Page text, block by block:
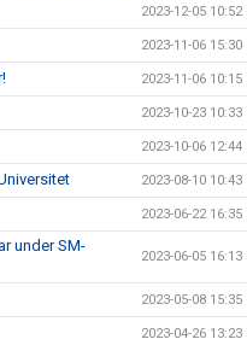
2023-12-05 10:52
2023-11-06 15:30
2023-11-06 10:15
2023-10-23 10:33
2023-10-06 12:44
2023-08-10 10:43
2023-06-22 16:35
under SM-
2023-06-05 16:13
2023-05-08 15:35
2023-04-26 13:23